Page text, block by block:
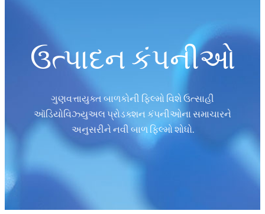
ઉત્પાદન કંપનીઓ
ગુણવત્તાયુક્ત બાળકોની ફિલ્મો વિશે ઉત્સાહી
ઑડિયોવિઝ્યુઅલ પ્રોડક્શન કંપનીઓના સમાચારને
અનુસરીને નવી બાળ ફિલ્મો શોધો.